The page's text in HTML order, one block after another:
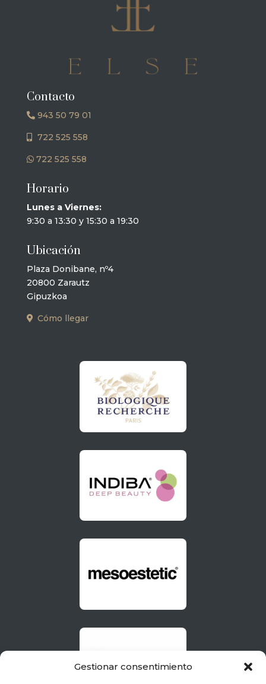
Gestionar consentimiento
Contacto
943 50 79 01
722 525 558
722 525 558
Horario
Lunes a Viernes:
9:30 a 13:30 y 15:30 a 19:30
Ubicación
Plaza Donibane, nº4
20800 Zarautz
Gipuzkoa
Cómo llegar